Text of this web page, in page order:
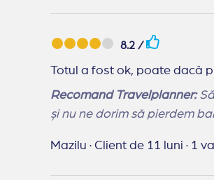
minunată!
8.2 /
Totul a fost ok, poate dacă
Recomand Travelplanner:Să mai lucrați la partea cu anulare gratuită, adică când ești cu un bebe totul este imprevizibil
și nu ne dorim să pierdem
Mazilu · Client de 11 luni · 1